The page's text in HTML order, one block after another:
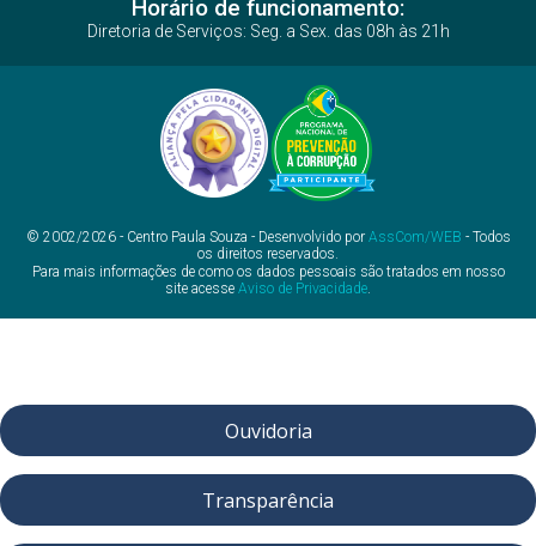
Horário de funcionamento:
Diretoria de Serviços: Seg. a Sex. das 08h às 21h
© 2002/2026 - Centro Paula Souza - Desenvolvido por AssCom/WEB - Todos
os direitos reservados.
Para mais informações de como os dados pessoais são tratados em nosso
site acesse Aviso de Privacidade.
Ouvidoria
Transparência